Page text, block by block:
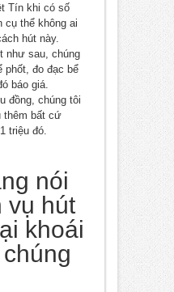
Tín khi có số
cụ thể không ai
hút này.
như sau, chúng
phốt, đo đạc bể
báo giá.
đồng, chúng tôi
thêm bất cứ
triệu đó.
nói
vụ hút
khoái